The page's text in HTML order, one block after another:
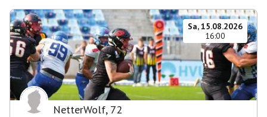
Sa, 15.08.2026
16:00
NetterWolf, 72